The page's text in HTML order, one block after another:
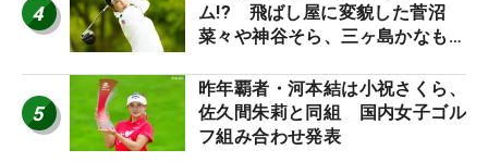
4
ム!? 飛ばし屋に変貌した菅沼
菜々や神谷そら、三ヶ島かなも使
ロたちの“飛ばしギア”】
5
昨年覇者・河本結は小祝さくら、
佐久間朱莉と同組 国内女子ゴル
フ組み合わせ発表